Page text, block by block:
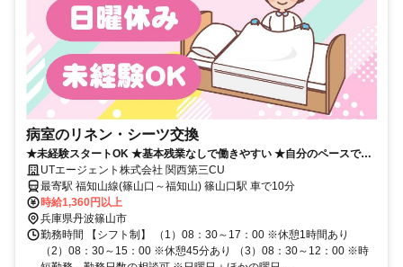
病室のリネン・シーツ交換
★未経験スタートOK ★基本残業なしで働きやすい ★自分のペースでコ
ツコツ進められる
UTエージェント株式会社 関西第三CU
最寄駅 福知山線(篠山口～福知山) 篠山口駅 車で10分
時給1,360円以上
兵庫県丹波篠山市
勤務時間 【シフト制】 （1）08：30～17：00 ※休憩1時間あり
（2）08：30～15：00 ※休憩45分あり （3）08：30～12：00 ※時